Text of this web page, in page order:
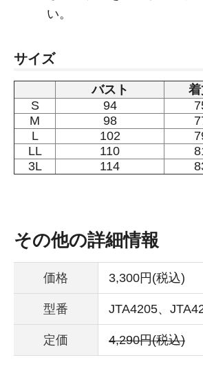
い。
サイズ
バスト
S
94
M
98
L
102
LL
110
3L
114
その他の詳細情報
価格 3,300円(税込)
型番 JTA4205、
定価 4,290円(税込)